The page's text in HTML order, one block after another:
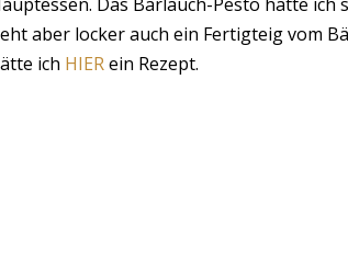
aber locker auch ein Fertigteig vom
ich HIERein Rezept.